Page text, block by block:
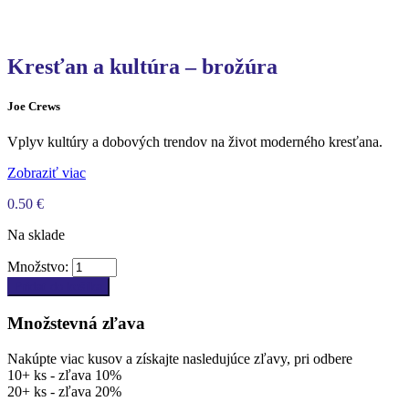
Kresťan a kultúra – brožúra
Joe Crews
Vplyv kultúry a dobových trendov na život moderného kresťana.
Zobraziť viac
0.50 €
Na sklade
Množstvo:
Množstevná zľava
Nakúpte viac kusov a získajte nasledujúce zľavy, pri odbere
10+ ks - zľava 10%
20+ ks - zľava 20%